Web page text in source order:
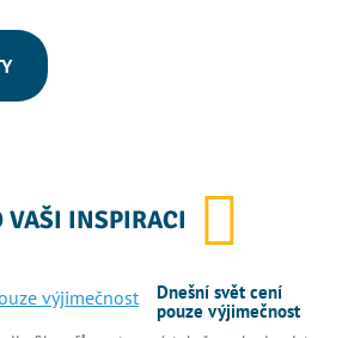
VAŠI INSPIRACI
Dnešní svět cení
pouze výjimečnost